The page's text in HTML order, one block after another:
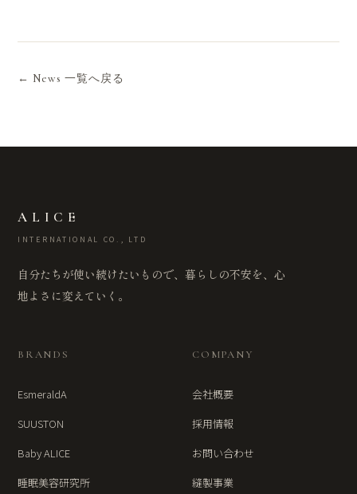
← News 一覧へ戻る
ALICE
INTERNATIONAL CO., LTD
自分たちが使い続けたいもので、暮らしの不安を、心
地よさに変えていく。
BRANDS
EsmeraldA
SUUSTON
Baby ALICE
睡眠美容研究所
COMPANY
会社概要
採用情報
お問い合わせ
縫製事業